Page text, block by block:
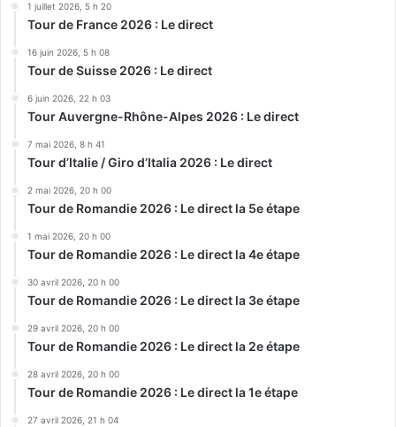
1 juillet 2026, 5 h 20
Tour de France 2026 : Le direct
16 juin 2026, 5 h 08
Tour de Suisse 2026 : Le direct
6 juin 2026, 22 h 03
Tour Auvergne-Rhône-Alpes 2026 : Le direct
7 mai 2026, 8 h 41
Tour d’Italie / Giro d’Italia 2026 : Le direct
2 mai 2026, 20 h 00
Tour de Romandie 2026 : Le direct la 5e étape
1 mai 2026, 20 h 00
Tour de Romandie 2026 : Le direct la 4e étape
30 avril 2026, 20 h 00
Tour de Romandie 2026 : Le direct la 3e étape
29 avril 2026, 20 h 00
Tour de Romandie 2026 : Le direct la 2e étape
28 avril 2026, 20 h 00
Tour de Romandie 2026 : Le direct la 1e étape
27 avril 2026, 21 h 04